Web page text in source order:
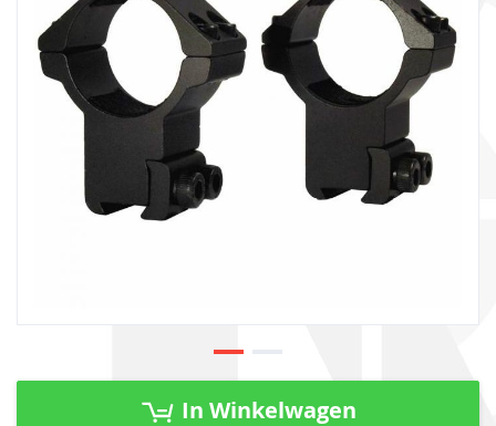
afbeeldingen-
gallerij
Ga
In Winkelwagen